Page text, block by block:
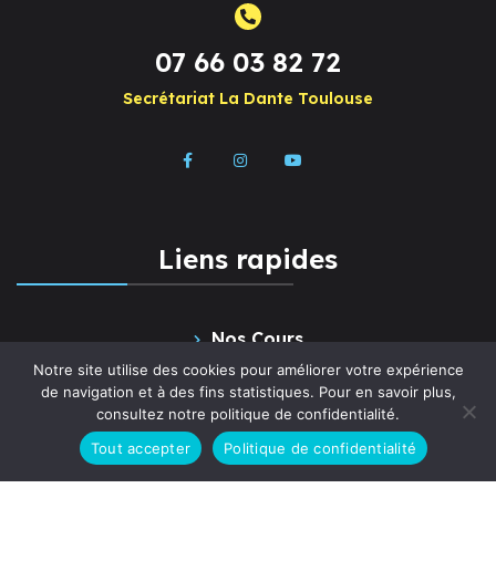
07 66 03 82 72
Secrétariat La Dante Toulouse
Liens rapides
Nos Cours
Paiement en ligne
Diplômes et certifications
Qui sommes-nous ?
Notre site utilise des cookies pour améliorer votre expérience
de navigation et à des fins statistiques. Pour en savoir plus,
consultez notre politique de confidentialité.
Tout accepter
Politique de confidentialité